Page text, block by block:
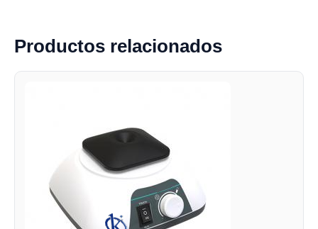
Productos relacionados